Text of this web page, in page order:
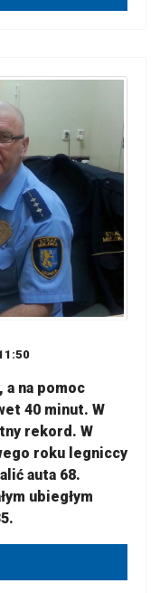
a na pomoc
40 minut. W
rekord. W
roku legniccy
auta 68.
ubiegłym